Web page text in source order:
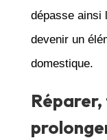
dépasse ainsi
devenir un
domestique.